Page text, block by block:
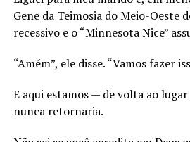
Gene da Teimosia do Meio-Oeste
recessivo e o “Minnesota Nice”
“Amém”, ele disse. “Vamos fazer
E aqui estamos — de volta ao
nunca retornaria.